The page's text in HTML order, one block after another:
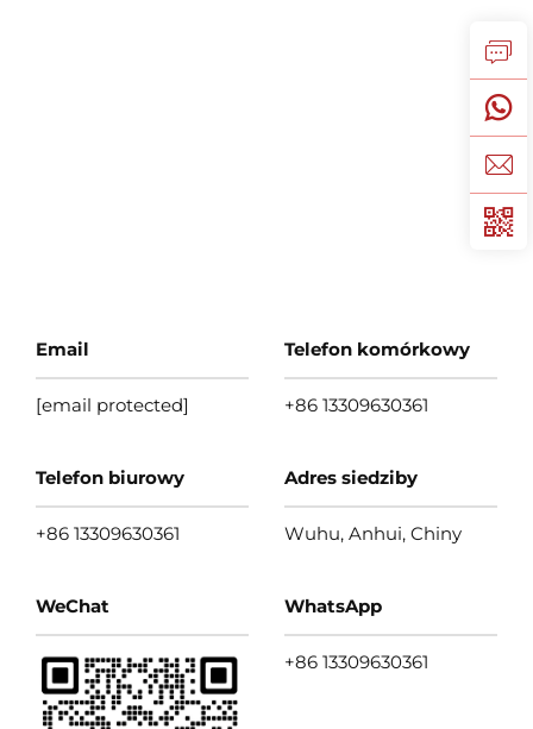
Email
[email protected]
Telefon komórkowy
+86 13309630361
Telefon biurowy
+86 13309630361
Adres siedziby
Wuhu, Anhui, Chiny
WeChat WhatsApp
+86 13309630361